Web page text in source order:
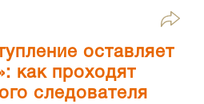
оставляет
как проходят
следователя